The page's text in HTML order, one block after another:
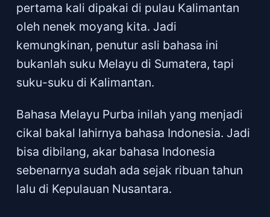
pertama kali dipakai di pulau Kalimantan
oleh nenek moyang kita. Jadi
kemungkinan, penutur asli bahasa ini
bukanlah suku Melayu di Sumatera, tapi
suku-suku di Kalimantan.
Bahasa Melayu Purba inilah yang menjadi
cikal bakal lahirnya bahasa Indonesia. Jadi
bisa dibilang, akar bahasa Indonesia
sebenarnya sudah ada sejak ribuan tahun
lalu di Kepulauan Nusantara.